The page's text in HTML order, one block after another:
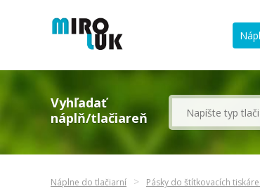
Vyhľadať
náplň/tlačiareň
Náplne do tlačiarní Pásky do štítkovacích